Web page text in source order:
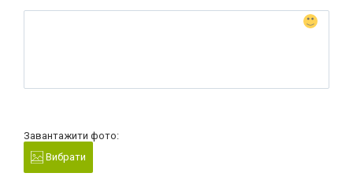
Завантажити фото:
Вибрати